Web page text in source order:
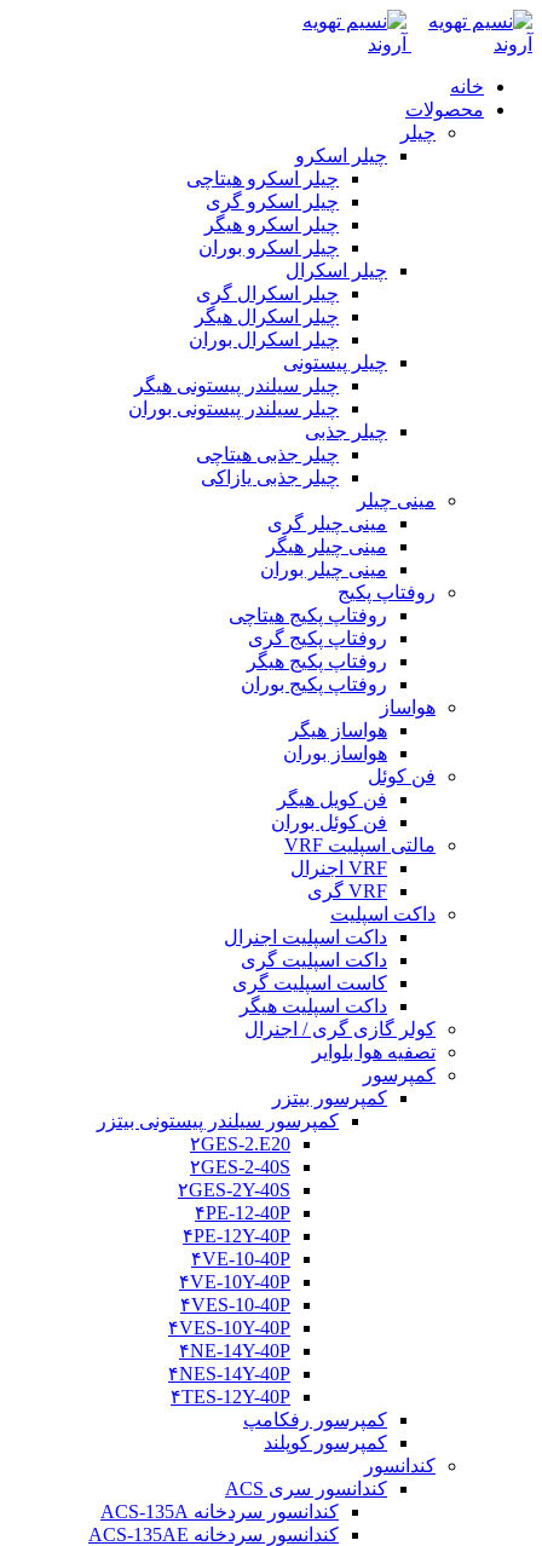
خانه
محصولات
چیلر
چیلر اسکرو
چیلر اسکرو هیتاچی
چیلر اسکرو گری
چیلر اسکرو هیگر
چیلر اسکرو بوران
چیلر اسکرال
چیلر اسکرال گری
چیلر اسکرال هیگر
چیلر اسکرال بوران
چیلر پیستونی
چیلر سیلندر پیستونی هیگر
چیلر سیلندر پیستونی بوران
چیلر جذبی
چیلر جذبی هیتاچی
چیلر جذبی یازاکی
مینی چیلر
مینی چیلر گری
مینی چیلر هیگر
مینی چیلر بوران
روفتاپ پکیج
روفتاپ پکیج هیتاچی
روفتاپ پکیج گری
روفتاپ پکیج هیگر
روفتاپ پکیج بوران
هواساز
هواساز هیگر
هواساز بوران
فن کوئل
فن کویل هیگر
فن کوئل بوران
مالتی اسپلیت VRF
VRF اجنرال
VRF گری
داکت اسپلیت
داکت اسپلیت اجنرال
داکت اسپلیت گری
کاست اسپلیت گری
داکت اسپلیت هیگر
کولر گازی گری / اجنرال
تصفیه هوا بلوایر
کمپرسور
کمپرسور بیتزر
کمپرسور سیلندر پیستونی بیتزر
۲GES-2.E20
۲GES-2-40S
۲GES-2Y-40S
۴PE-12-40P
۴PE-12Y-40P
۴VE-10-40P
۴VE-10Y-40P
۴VES-10-40P
۴VES-10Y-40P
۴NE-14Y-40P
۴NES-14Y-40P
۴TES-12Y-40P
کمپرسور رفکامپ
کمپرسور کوپلند
کندانسور
کندانسور سری ACS
کندانسور سردخانه ACS-135A
کندانسور سردخانه ACS-135AE